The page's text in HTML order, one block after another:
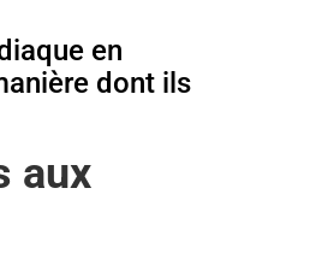
en
dont ils
aux